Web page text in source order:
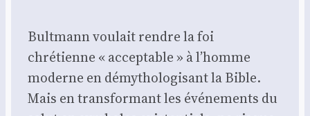
Bultmann voulait rendre la foi
chrétienne « acceptable » à l’homme
moderne en démythologisant la Bible.
Mais en transformant les événements du